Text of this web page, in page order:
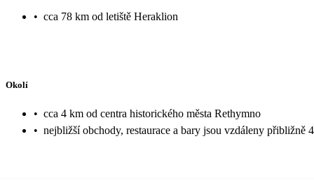
• cca 78 km od letiště Heraklion
Okolí
• cca 4 km od centra historického města Rethymno
• nejbližší obchody, restaurace a bary jsou vzdáleny přibližně